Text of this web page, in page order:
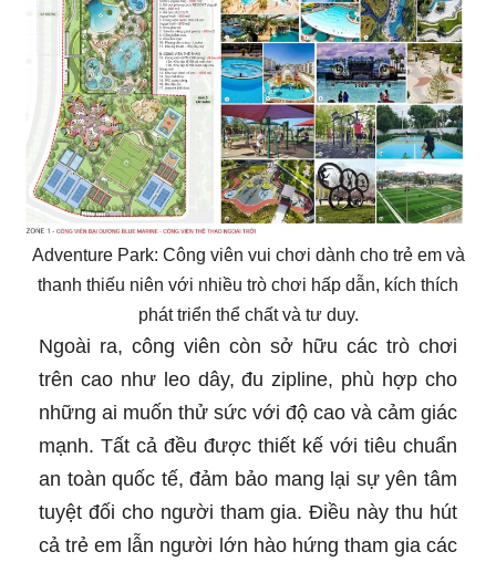
Adventure Park: Công viên vui chơi dành cho trẻ em và
thanh thiếu niên với nhiều trò chơi hấp dẫn, kích thích
phát triển thể chất và tư duy.
Ngoài ra, công viên còn sở hữu các trò chơi
trên cao như leo dây, đu zipline, phù hợp cho
những ai muốn thử sức với độ cao và cảm giác
mạnh. Tất cả đều được thiết kế với tiêu chuẩn
an toàn quốc tế, đảm bảo mang lại sự yên tâm
tuyệt đối cho người tham gia. Điều này thu hút
cả trẻ em lẫn người lớn hào hứng tham gia các